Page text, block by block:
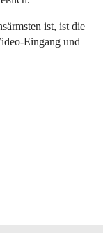
ist, ist die
Eingang und